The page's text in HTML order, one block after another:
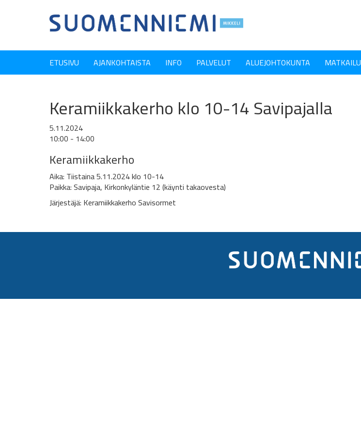
ETUSIVU AJANKOHTAISTA INFO PALVELUT ALUEJOHTOKUNTA MATKAILU
Keramiikkakerho klo 10-14 Savipajalla
5.11.2024
10:00 - 14:00
Keramiikkakerho
Aika: Tiistaina 5.11.2024 klo 10-14
Paikka: Savipaja, Kirkonkyläntie 12 (käynti takaovesta)
Järjestäjä: Keramiikkakerho Savisormet